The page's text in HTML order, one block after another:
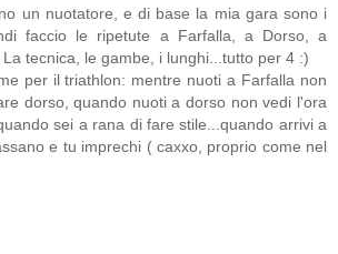
un nuotatore, e di base la mia gara sono i
faccio le ripetute a Farfalla, a Dorso, a
tecnica, le gambe, i lunghi...tutto per 4 :)
per il triathlon: mentre nuoti a Farfalla non
dorso, quando nuoti a dorso non vedi l'ora
sei a rana di fare stile...quando arrivi a
e tu imprechi ( caxxo, proprio come nel